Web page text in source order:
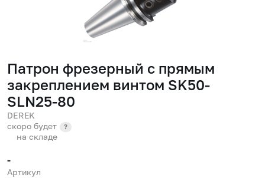
Патрон фрезерный с прямым
закреплением винтом SK50-
SLN25-80
DEREK
скоро будет
?
на складе
-
Артикул